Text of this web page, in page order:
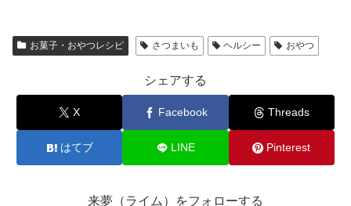
お菓子・おやつレシピ さつまいも ヘルシー おやつ
シェアする
X Facebook Threads
はてブ LINE Pinterest
来夢（ライム）をフォローする